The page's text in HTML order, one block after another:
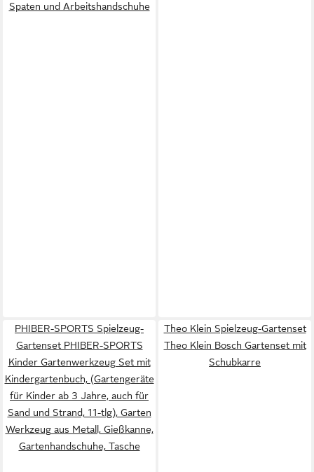
Spaten und Arbeitshandschuhe
PHIBER-SPORTS Spielzeug-
Gartenset PHIBER-SPORTS
Kinder Gartenwerkzeug Set mit
Kindergartenbuch, (Gartengeräte
für Kinder ab 3 Jahre, auch für
Sand und Strand, 11-tlg), Garten
Werkzeug aus Metall, Gießkanne,
Gartenhandschuhe, Tasche
Theo Klein Spielzeug-Gartenset
Theo Klein Bosch Gartenset mit
Schubkarre